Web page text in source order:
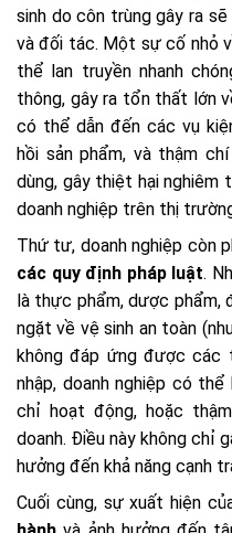
sinh do côn trùng gây ra
và đối tác. Một sự cố nhỏ
thể lan truyền nhanh
thông, gây ra tổn thất lớn
có thể dẫn đến các vụ
hồi sản phẩm, và thậm
dùng, gây thiệt hại nghiêm
doanh nghiệp trên thị
Thứ tư, doanh nghiệp còn
các quy định pháp luật.
là thực phẩm, dược phẩm,
ngặt về vệ sinh an toàn
không đáp ứng được các
nhập, doanh nghiệp có
chỉ hoạt động, hoặc
doanh. Điều này không chỉ
hưởng đến khả năng cạnh
Cuối cùng, sự xuất hiện